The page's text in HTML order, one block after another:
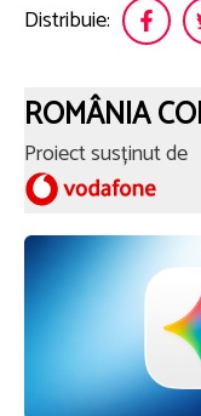
Distribuie:
ROMÂNIA
Proiect susținut de